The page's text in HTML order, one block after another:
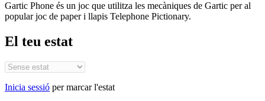
Gartic Phone és un joc que utilitza les mecàniques de Gartic per al
popular joc de paper i llapis Telephone Pictionary.
El teu estat
Inicia sessió per marcar l'estat